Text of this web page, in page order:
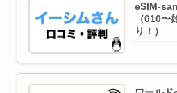
eSIM-
（010〜
り！）